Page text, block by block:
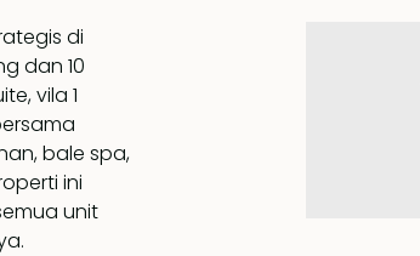
di
dan 10
vila 1
bale spa,
ini
unit